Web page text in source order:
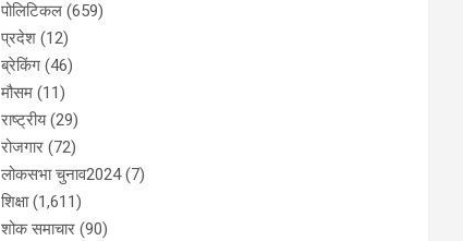
पोलिटिकल (659)
प्रदेश (12)
ब्रेकिंग (46)
मौसम (11)
राष्ट्रीय(29)
रोजगार (72)
लोकसभा चुनाव2024(7)
शिक्षा(1,611)
शोक समाचार (90)